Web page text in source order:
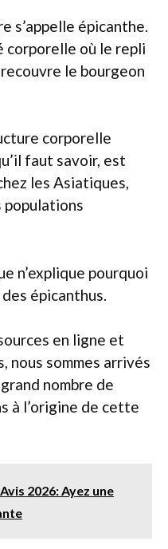
s’appelle épicanthe.
corporelle où le repli
le bourgeon
corporelle
faut savoir, est
les Asiatiques,
populations
n’explique pourquoi
épicanthus.
en ligne et
nous sommes arrivés
nombre de
à l’origine de cette
2026: Ayez une